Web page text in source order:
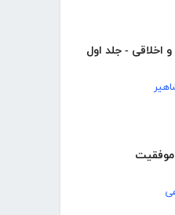
اخلاقی - جلد اول